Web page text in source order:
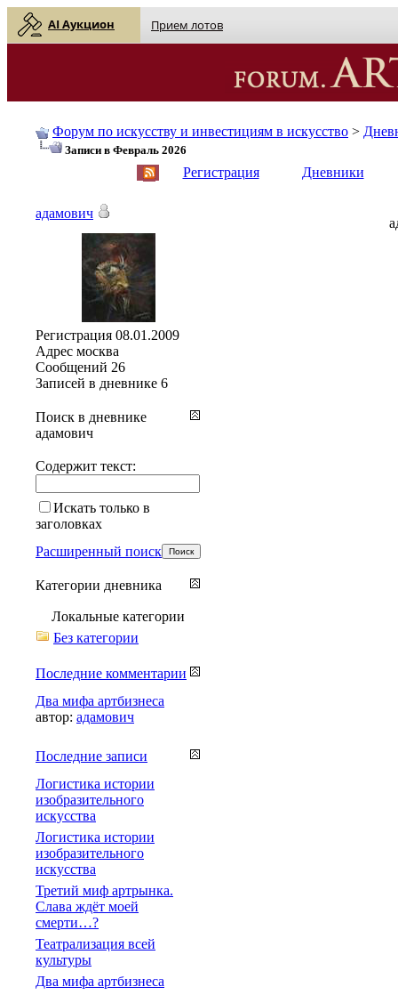
AI Аукцион Прием лотов
Форум по искусству и инвестициям в искусство >
Записи в Февраль 2026
Регистрация Дневники
адамович
Регистрация 08.01.2009
Адрес москва
Сообщений 26
Записей в дневнике 6
Поиск в дневнике
адамович
Содержит текст:
Искать только в
заголовках
Расширенный поиск
Категории дневника
Локальные категории
Без категории
Последние комментарии
Два мифа артбизнеса
автор: адамович
Последние записи
Логистика истории
изобразительного
искусства
Логистика истории
изобразительного
искусства
Третий миф артрынка.
Слава ждёт моей
смерти…?
Театрализация всей
культуры
Два мифа артбизнеса